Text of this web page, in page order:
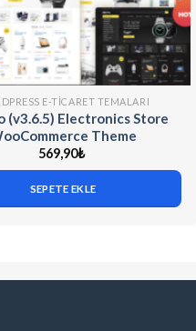
E-TICARET TEMALARI
(v3.6.5) Electronics Store
Theme
569,90₺
SEPETE EKLE